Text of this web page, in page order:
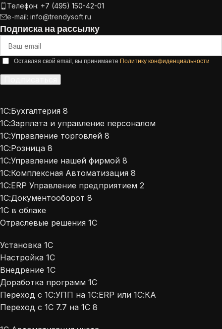
Телефон: +7 (495) 150-42-01
e-mail: info@trendysoft.ru
Подписка на рассылку
Оставляя свой email, вы принимаете Политику конфиденциальности
1С:Бухгалтерия 8
1С:Зарплата и управление персоналом
1С:Управление торговлей 8
1С:Розница 8
1С:Управление нашей фирмой 8
1С:Комплексная Автоматизация 8
1С:ERP Управление предприятием 2
1С:Документооборот 8
1С в облаке
Отраслевые решения 1С
Установка 1С
Настройка 1С
Внедрение 1С
Доработка программ 1С
Переход с 1С:УПП на 1С:ERP или 1С:КА
Переход с 1С 7.7 на 1С 8